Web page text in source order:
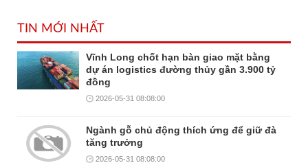
TIN MỚI NHẤT
Vĩnh Long chốt hạn bàn giao mặt bằng
dự án logistics đường thủy gần 3.900 tỷ
đồng
2026-05-31 08:08:00
Ngành gỗ chủ động thích ứng để giữ đà
tăng trưởng
2026-05-31 08:08:00